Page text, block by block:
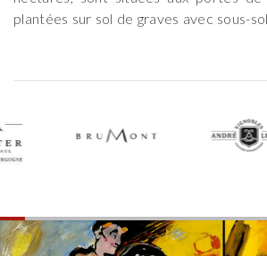
plantées sur sol de graves avec sous-